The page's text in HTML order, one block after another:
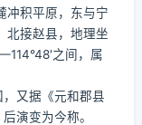
冲积平原，东与宁
北接赵县，地理坐
之间，属
又据《元和郡县
演变为今称。